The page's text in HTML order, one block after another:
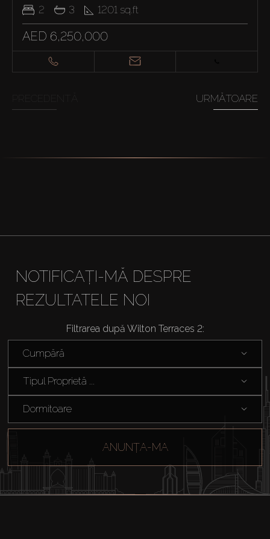
2
3 1201 sq.ft
AED 6,250,000
URMĂTOARE
NOTIFICAȚI-MĂ DESPRE
REZULTATELE NOI
Filtrarea după Wilton Terraces 2:
Cumpără
Tipul Proprietă ...
Dormitoare
ANUNȚA-MA